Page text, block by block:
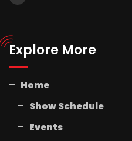
Explore More
Home
Show Schedule
Events